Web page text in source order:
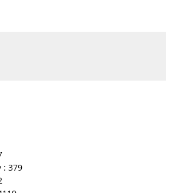
: 379